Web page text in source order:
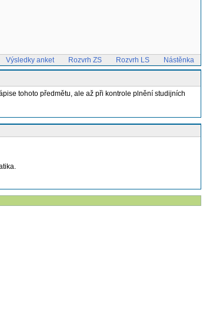
Výsledky anket Rozvrh ZS Rozvrh LS Nástěnka
tohoto předmětu, ale až při kontrole plnění studijních